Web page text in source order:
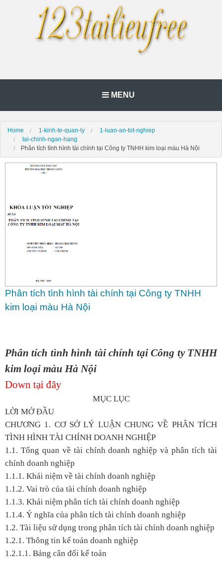
MENU
Home 1-kinh-te-quan-ly
1-luan-an-tot-nghiep
tai-chinh-ngan-hang
Phân tích tình hình tài chính tại Công ty TNHH kim loại màu Hà Nội
Phân tích tình hình tài chính tại Công ty TNHH
kim loại màu Hà Nội
Phân tích tình hình tài chính tại Công ty TNHH
kim loại màu Hà Nội
Down tại đây
MỤC LỤC
LỜI MỞ ĐẦU
CHƯƠNG 1. CƠ SỞ LÝ LUẬN CHUNG VỀ PHÂN TÍCH
TÌNH HÌNH TÀI CHÍNH DOANH NGHIỆP
1.1. Tổng quan về tài chính doanh nghiệp và phân tích tài
chính doanh nghiệp
1.1.1. Khái niệm về tài chính doanh nghiệp
1.1.2. Vai trò của tài chính doanh nghiệp
1.1.3. Khái niệm phân tích tài chính doanh nghiệp
1.1.4. Ý nghĩa của phân tích tài chính doanh nghiệp
1.2. Tài liệu sử dụng trong phân tích tài chính doanh nghiệp
1.2.1. Thông tin kế toán doanh nghiệp
1.2.1.1. Bảng cân đối kế toán